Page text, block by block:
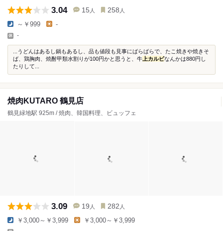
3.04 15 人 258 人
～￥999 -
-
...うどんはあるし鍋もあるし、品も値段も見事にばらばらで、たこ焼きや焼きそ
ば、鶏胸肉、焼酎甲類水割りが100円かと思うと、牛 上カルビなんかは880円し
たりして...
焼肉KUTARO 鶴見店
鶴見緑地駅 925m / 焼肉、韓国料理、ビュッフェ
3.09 19 人 282 人
￥3,000～￥3,999 ￥3,000～￥3,999